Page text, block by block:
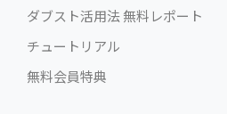
ダブスト活用法 無料レポート
チュートリアル
無料会員特典